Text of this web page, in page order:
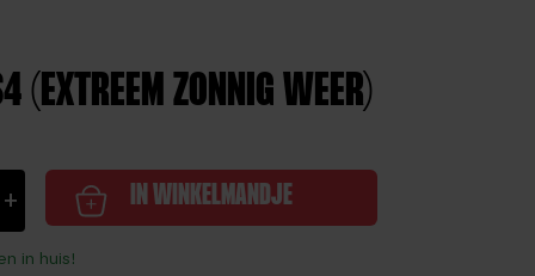
(EXTREEM ZONNIG WEER)
+ IN WINKELMANDJE
in huis!